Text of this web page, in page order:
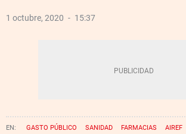
1 octubre, 2020 15:37
GASTO PÚBLICO SANIDAD FARMACIAS AIREF